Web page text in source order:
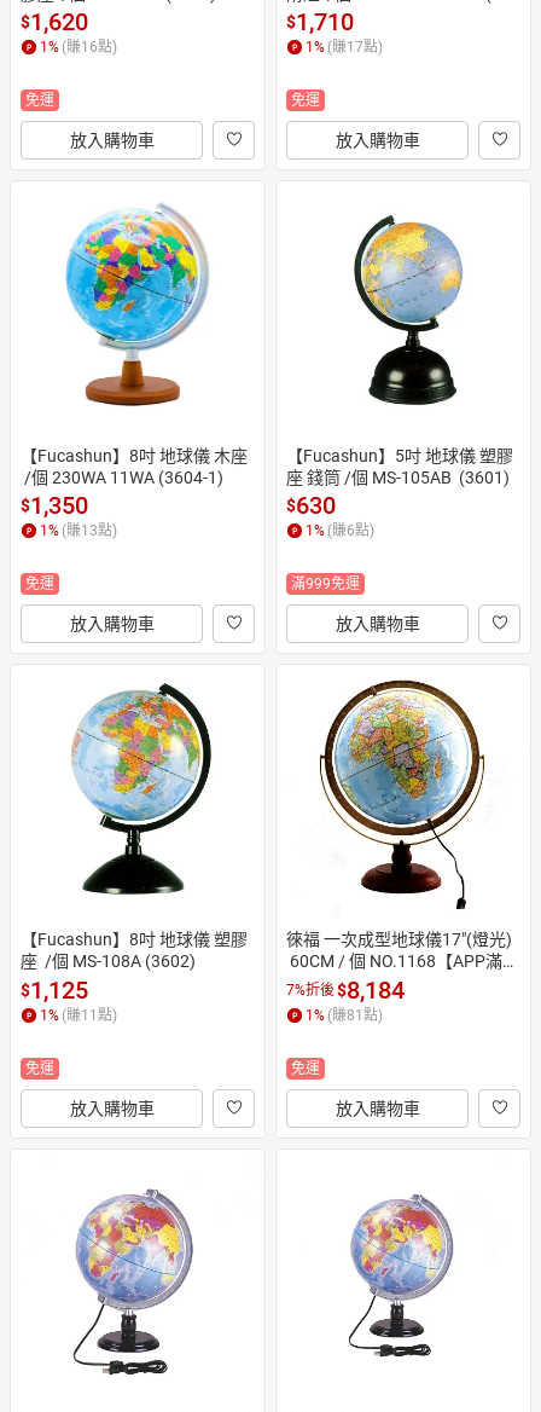
$1,620
1 % (賺16點)
免運
放入購物車
8-1)
$1,710
1 % (賺17點)
免運
放入購物車
【Fucashun】8吋 地球儀 木座
/個 230WA 11WA (3604-1)
$1,350
1 % (賺13點)
免運
放入購物車
【Fucashun】5吋 地球儀 塑膠
座 錢筒 /個 MS-105AB  (3601)
$630
1 % (賺6點)
滿999免運
放入購物車
【Fucashun】8吋 地球儀 塑膠
座  /個 MS-108A (3602)
$1,125
1% (賺11點)
免運
放入購物車
徠福 一次成型地球儀17"(燈光)
60CM / 個 NO.1168【APP滿額
下單10%點數(單一帳號最高15
00點)】8/31止
7%折後$8,184
1% (賺81點)
免運
放入購物車